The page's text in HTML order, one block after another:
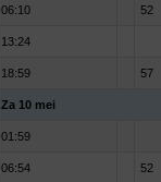
06:10 52
13:24
18:59 57
Za 10 mei
01:59
06:54 52